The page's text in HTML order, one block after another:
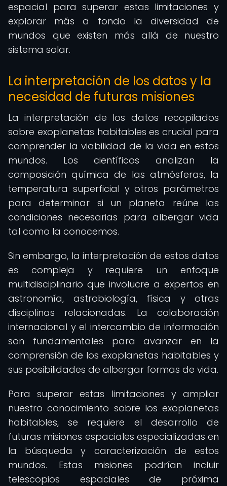
espacial para superar estas limitaciones y
explorar más a fondo la diversidad de
mundos que existen más allá de nuestro
sistema solar.
La interpretación de los datos y la
necesidad de futuras misiones
La interpretación de los datos recopilados
sobre exoplanetas habitables es crucial para
comprender la viabilidad de la vida en estos
mundos. Los científicos analizan la
composición química de las atmósferas, la
temperatura superficial y otros parámetros
para determinar si un planeta reúne las
condiciones necesarias para albergar vida
tal como la conocemos.
Sin embargo, la interpretación de estos datos
es compleja y requiere un enfoque
multidisciplinario que involucre a expertos en
astronomía, astrobiología, física y otras
disciplinas relacionadas. La colaboración
internacional y el intercambio de información
son fundamentales para avanzar en la
comprensión de los exoplanetas habitables y
sus posibilidades de albergar formas de vida.
Para superar estas limitaciones y ampliar
nuestro conocimiento sobre los exoplanetas
habitables, se requiere el desarrollo de
futuras misiones espaciales especializadas en
la búsqueda y caracterización de estos
mundos. Estas misiones podrían incluir
telescopios espaciales de próxima